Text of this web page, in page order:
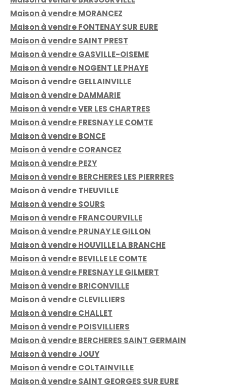
Maison à vendre MORANCEZ
Maison à vendre FONTENAY SUR EURE
Maison à vendre SAINT PREST
Maison à vendre GASVILLE-OISEME
Maison à vendre NOGENT LE PHAYE
Maison à vendre GELLAINVILLE
Maison à vendre DAMMARIE
Maison à vendre VER LES CHARTRES
Maison à vendre FRESNAY LE COMTE
Maison à vendre BONCE
Maison à vendre CORANCEZ
Maison à vendre PEZY
Maison à vendre BERCHERES LES PIERRRES
Maison à vendre THEUVILLE
Maison à vendre SOURS
Maison à vendre FRANCOURVILLE
Maison à vendre PRUNAY LE GILLON
Maison à vendre HOUVILLE LA BRANCHE
Maison à vendre BEVILLE LE COMTE
Maison à vendre FRESNAY LE GILMERT
Maison à vendre BRICONVILLE
Maison à vendre CLEVILLIERS
Maison à vendre CHALLET
Maison à vendre POISVILLIERS
Maison à vendre BERCHERES SAINT GERMAIN
Maison à vendre JOUY
Maison à vendre COLTAINVILLE
Maison à vendre SAINT GEORGES SUR EURE